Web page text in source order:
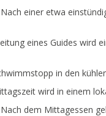
Nach einer etwa
eines Guides wird
in den
wird in einem
Nach dem Mittagessen